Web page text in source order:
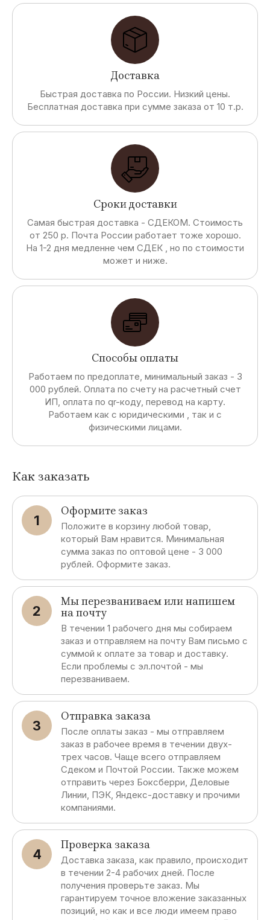
Доставка
Быстрая доставка по России. Низкий цены.
Бесплатная доставка при сумме заказа от 10 т.р.
Сроки доставки
Самая быстрая доставка - СДЕКОМ. Стоимость
от 250 р. Почта России работает тоже хорошо.
На 1-2 дня медленне чем СДЕК , но по стоимости
может и ниже.
Способы оплаты
Работаем по предоплате, минимальный заказ - 3
000 рублей. Оплата по счету на расчетный счет
ИП, оплата по qr-коду, перевод на карту.
Работаем как с юридическими , так и с
физическими лицами.
Как заказать
1
Оформите заказ
Положите в корзину любой товар,
который Вам нравится. Минимальная
сумма заказ по оптовой цене - 3 000
рублей. Оформите заказ.
2
Мы перезваниваем или напишем
на почту
В течении 1 рабочего дня мы собираем
заказ и отправляем на почту Вам письмо с
суммой к оплате за товар и доставку.
Если проблемы с эл.почтой - мы
перезваниваем.
3
Отправка заказа
После оплаты заказ - мы отправляем
заказ в рабочее время в течении двух-
трех часов. Чаще всего отправляем
Сдеком и Почтой России. Также можем
отправить через Боксберри, Деловые
Линии, ПЭК, Яндекс-доставку и прочими
компаниями.
4
Проверка заказа
Доставка заказа, как правило, происходит
в течении 2-4 рабочих дней. После
получения проверьте заказ. Мы
гарантируем точное вложение заказанных
позиций, но как и все люди имеем право